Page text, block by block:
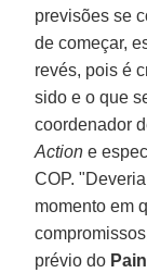
previsões se
de começar,
revés, pois é
sido e o que
coordenador
Action e
COP.
momento em
prévio do